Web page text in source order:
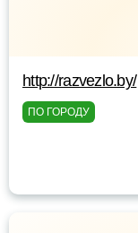
http://razvezlo.by/
ПО ГОРОДУ